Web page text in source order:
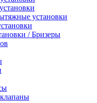
установки
/ Бризеры